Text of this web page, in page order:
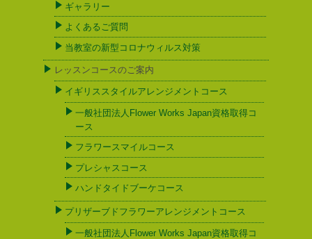
ギャラリー
よくあるご質問
当教室の新型コロナウィルス対策
レッスンコースのご案内
イギリススタイルアレンジメントコース
一般社団法人Flower Works Japan資格取得コ
ース
フラワースマイルコース
プレシャスコース
ハンドタイドブーケコース
プリザーブドフラワーアレンジメントコース
一般社団法人Flower Works Japan資格取得コ